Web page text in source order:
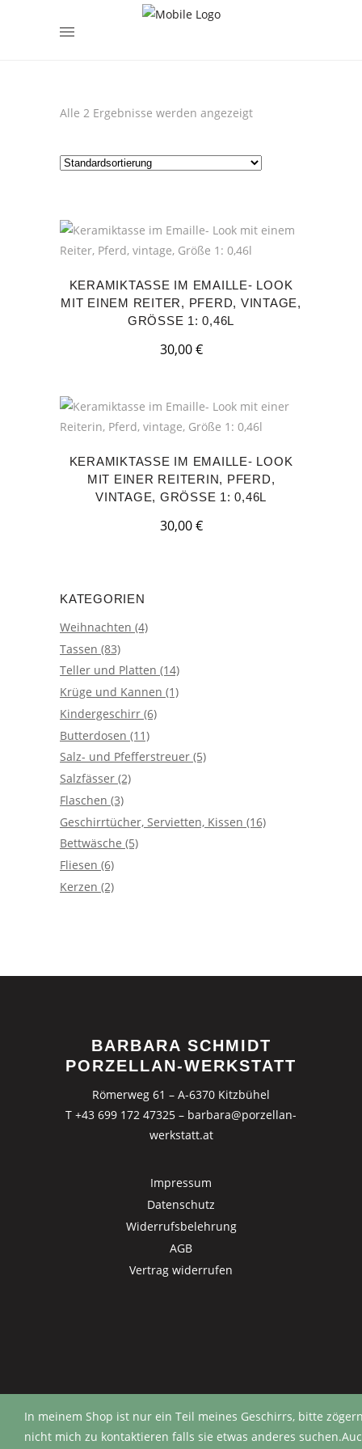
In meinem Shop ist nur ein Teil meines Geschirrs, bitte
nicht mich zu kontaktieren falls sie etwas anderes
Alle 2 Ergebnisse werden angezeigt
KERAMIKTASSE IM EMAILLE- LOOK
MIT EINEM REITER, PFERD, VINTAGE,
GRÖSSE 1: 0,46L
30,00€
KERAMIKTASSE IM EMAILLE- LOOK
MIT EINER REITERIN, PFERD,
VINTAGE, GRÖSSE 1: 0,46L
30,00€
KATEGORIEN
Weihnachten (4)
Tassen (83)
Teller und Platten (14)
Krüge und Kannen (1)
Kindergeschirr (6)
Butterdosen (11)
Salz- und Pfefferstreuer (5)
Salzfässer (2)
Flaschen (3)
Geschirrtücher, Servietten, Kissen (16)
Bettwäsche (5)
Fliesen (6)
Kerzen (2)
BARBARA SCHMIDT
PORZELLAN-WERKSTATT
Römerweg 61 – A-6370 Kitzbühel
T +43 699 172 47325 – barbara@porzellan-
werkstatt.at
Impressum
Datenschutz
Widerrufsbelehrung
AGB
Vertrag widerrufen